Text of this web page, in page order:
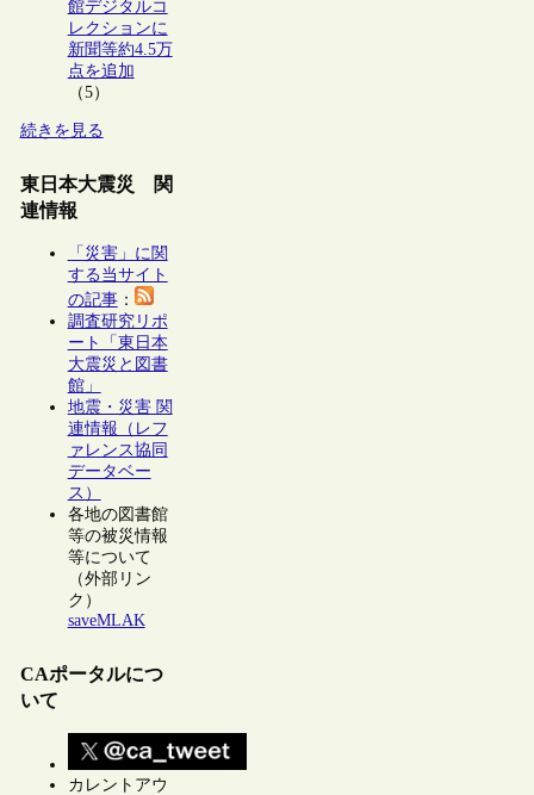
館デジタルコ
レクションに
新聞等約4.5万
点を追加
（5）
続きを見る
東日本大震災 関
連情報
「災害」に関
する当サイト
の記事：
調査研究リポ
ート「東日本
大震災と図書
館」
地震・災害 関
連情報（レフ
ァレンス協同
データベー
ス）
各地の図書館
等の被災情報
等について
（外部リン
ク）
saveMLAK
CAポータルにつ
いて
カレントアウ